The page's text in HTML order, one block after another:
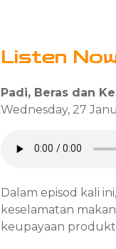
Listen
Padi, Beras dan
Wednesday, 27
Dalam episod kali
keselamatan
keupayaan